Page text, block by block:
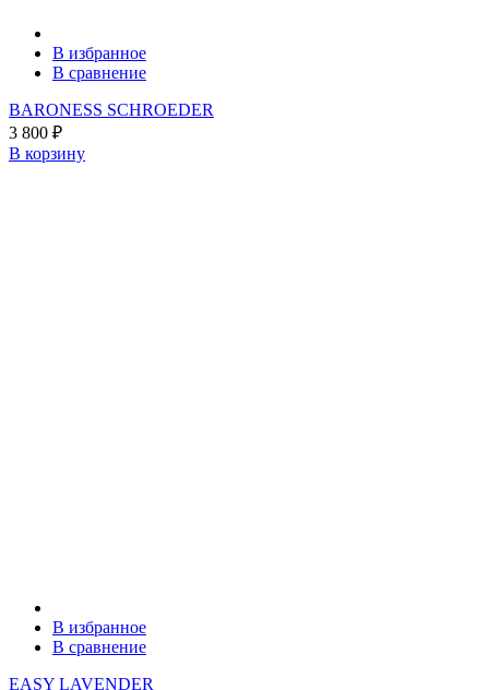
В избранное
В сравнение
BARONESS SCHROEDER
3 800 ₽
В корзину
В избранное
В сравнение
EASY LAVENDER